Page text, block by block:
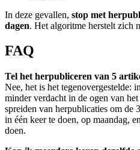
In deze gevallen, stop met
dagen. Het algoritme herstelt zich
FAQ
Tel het herpubliceren van 5
Nee, het is het tegenovergestelde:
minder verdacht in de ogen van
spreiden van herpublicaties om de
in één keer te doen, op maandag,
doen.